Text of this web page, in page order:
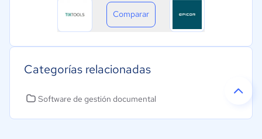
Comparar
Categorías relacionadas
Software de gestión documental